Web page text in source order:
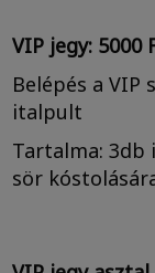
VIP jegy: 5000
Belépés a
italpult
Tartalma: 3db
sör